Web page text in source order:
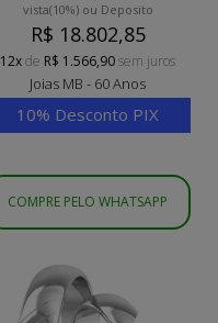
vista(10%)ou Deposito
R$ 18.802,85
12xde R$ 1.566,90sem juros
Joias MB - 60 Anos
10% Desconto PIX
COMPRE PELO WHATSAPP